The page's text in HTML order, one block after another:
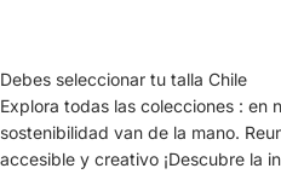
Debes seleccionar tu talla Chile
Explora todas las colecciones : en
sostenibilidad van de la mano.
accesible y creativo ¡Descubre la